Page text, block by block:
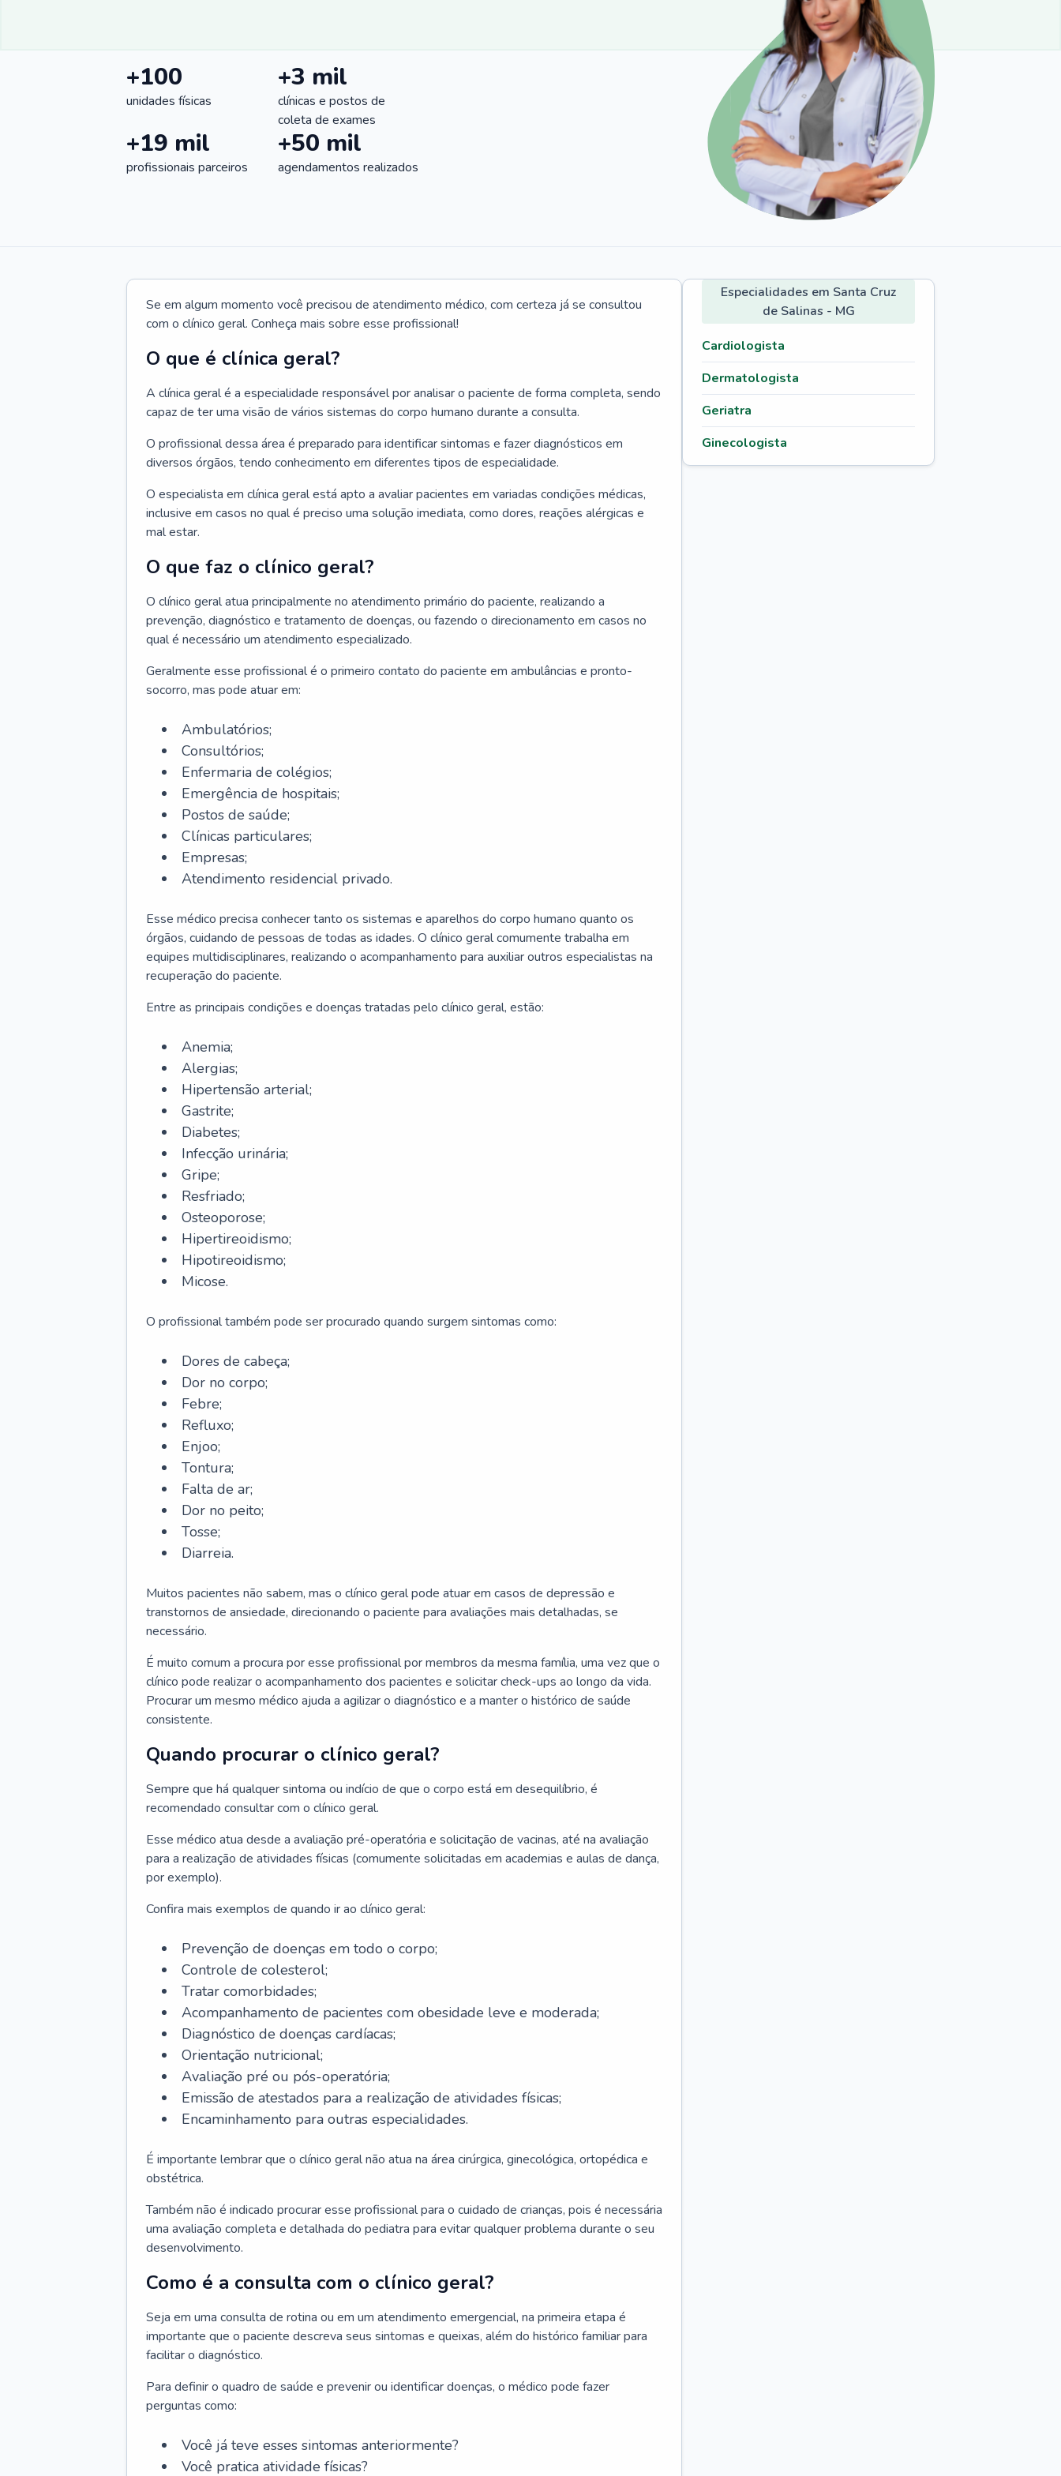
+100
unidades físicas
+3 mil
clínicas e postos de
coleta de exames
+19 mil
profissionais parceiros
+50 mil
agendamentos realizados
Se em algum momento você precisou de atendimento médico, com certeza já se consultou
com o clínico geral. Conheça mais sobre esse profissional!
O que é clínica geral?
A clínica geral é a especialidade responsável por analisar o paciente de forma completa, sendo
capaz de ter uma visão de vários sistemas do corpo humano durante a consulta.
O profissional dessa área é preparado para identificar sintomas e fazer diagnósticos em
diversos órgãos, tendo conhecimento em diferentes tipos de especialidade.
O especialista em clínica geral está apto a avaliar pacientes em variadas condições médicas,
inclusive em casos no qual é preciso uma solução imediata, como dores, reações alérgicas e
mal estar.
O que faz o clínico geral?
O clínico geral atua principalmente no atendimento primário do paciente, realizando a
prevenção, diagnóstico e tratamento de doenças, ou fazendo o direcionamento em casos no
qual é necessário um atendimento especializado.
Geralmente esse profissional é o primeiro contato do paciente em ambulâncias e pronto-
socorro, mas pode atuar em:
Ambulatórios;
Consultórios;
Enfermaria de colégios;
Emergência de hospitais;
Postos de saúde;
Clínicas particulares;
Empresas;
Atendimento residencial privado.
Esse médico precisa conhecer tanto os sistemas e aparelhos do corpo humano quanto os
órgãos, cuidando de pessoas de todas as idades. O clínico geral comumente trabalha em
equipes multidisciplinares, realizando o acompanhamento para auxiliar outros especialistas na
recuperação do paciente.
Entre as principais condições e doenças tratadas pelo clínico geral, estão:
Anemia;
Alergias;
Hipertensão arterial;
Gastrite;
Diabetes;
Infecção urinária;
Gripe;
Resfriado;
Osteoporose;
Hipertireoidismo;
Hipotireoidismo;
Micose.
O profissional também pode ser procurado quando surgem sintomas como:
Dores de cabeça;
Dor no corpo;
Febre;
Refluxo;
Enjoo;
Tontura;
Falta de ar;
Dor no peito;
Tosse;
Diarreia.
Muitos pacientes não sabem, mas o clínico geral pode atuar em casos de depressão e
transtornos de ansiedade, direcionando o paciente para avaliações mais detalhadas, se
necessário.
É muito comum a procura por esse profissional por membros da mesma família, uma vez que o
clínico pode realizar o acompanhamento dos pacientes e solicitar check-ups ao longo da vida.
Procurar um mesmo médico ajuda a agilizar o diagnóstico e a manter o histórico de saúde
consistente.
Quando procurar o clínico geral?
Sempre que há qualquer sintoma ou indício de que o corpo está em desequilíbrio, é
recomendado consultar com o clínico geral.
Esse médico atua desde a avaliação pré-operatória e solicitação de vacinas, até na avaliação
para a realização de atividades físicas (comumente solicitadas em academias e aulas de dança,
por exemplo).
Confira mais exemplos de quando ir ao clínico geral:
Prevenção de doenças em todo o corpo;
Controle de colesterol;
Tratar comorbidades;
Acompanhamento de pacientes com obesidade leve e moderada;
Diagnóstico de doenças cardíacas;
Orientação nutricional;
Avaliação pré ou pós-operatória;
Emissão de atestados para a realização de atividades físicas;
Encaminhamento para outras especialidades.
É importante lembrar que o clínico geral não atua na área cirúrgica, ginecológica, ortopédica e
obstétrica.
Também não é indicado procurar esse profissional para o cuidado de crianças, pois é necessária
uma avaliação completa e detalhada do pediatra para evitar qualquer problema durante o seu
desenvolvimento.
Como é a consulta com o clínico geral?
Seja em uma consulta de rotina ou em um atendimento emergencial, na primeira etapa é
importante que o paciente descreva seus sintomas e queixas, além do histórico familiar para
facilitar o diagnóstico.
Para definir o quadro de saúde e prevenir ou identificar doenças, o médico pode fazer
perguntas como:
Você já teve esses sintomas anteriormente?
Você pratica atividade físicas?
Especialidades em Santa Cruz
de Salinas - MG
Cardiologista
Dermatologista
Geriatra
Ginecologista